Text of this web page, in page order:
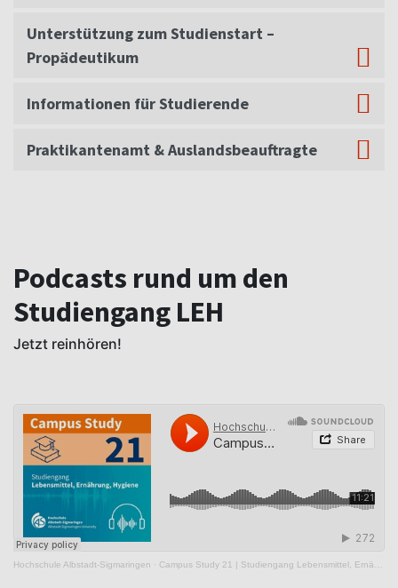
Unterstützung zum Studienstart –
Propädeutikum
Informationen für Studierende
Praktikantenamt & Auslandsbeauftragte
Podcasts rund um den
Studiengang LEH
Jetzt reinhören!
Hochschule Albstadt-Sigmaringen · Campus Study 21 | Studiengang Lebensmittel, Ernährung, Hygiene